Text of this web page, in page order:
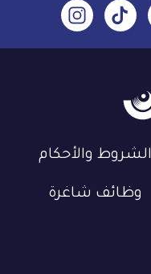
الشروط والأحكام
وظائف شاغرة